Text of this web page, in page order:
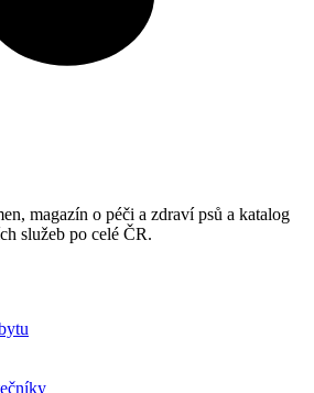
magazín o péči a zdraví psů a katalog
služeb po celé ČR.